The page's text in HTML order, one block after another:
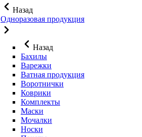
Назад
Одноразовая продукция
Назад
Бахилы
Варежки
Ватная продукция
Воротнички
Коврики
Комплекты
Маски
Мочалки
Носки